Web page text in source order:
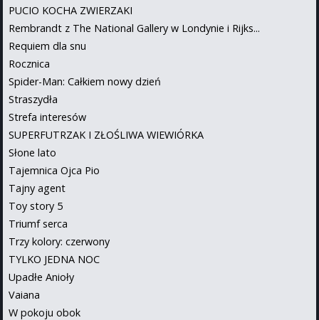
PUCIO KOCHA ZWIERZAKI
Rembrandt z The National Gallery w Londynie i Rijks...
Requiem dla snu
Rocznica
Spider-Man: Całkiem nowy dzień
Straszydła
Strefa interesów
SUPERFUTRZAK I ZŁOŚLIWA WIEWIÓRKA
Słone lato
Tajemnica Ojca Pio
Tajny agent
Toy story 5
Triumf serca
Trzy kolory: czerwony
TYLKO JEDNA NOC
Upadłe Anioły
Vaiana
W pokoju obok